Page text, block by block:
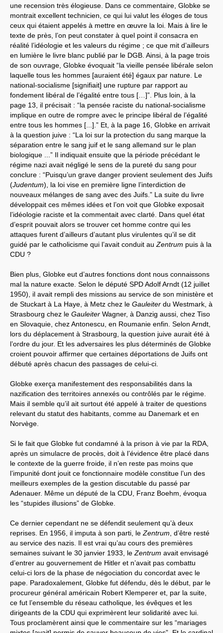
une recension très élogieuse. Dans ce commentaire, Globke se
montrait excellent technicien, ce qui lui valut les éloges de tous
ceux qui étaient appelés à mettre en œuvre la loi. Mais à lire le
texte de près, l’on peut constater à quel point il consacra en
réalité l’idéologie et les valeurs du régime ; ce que mit d’ailleurs
en lumière le livre blanc publié par le DGB. Ainsi, à la page trois
de son ouvrage, Globke évoquait “la vieille pensée libérale selon
laquelle tous les hommes [auraient été] égaux par nature. Le
national-socialisme [signifiait] une rupture par rapport au
fondement libéral de l’égalité entre tous […]”. Plus loin, à la
page 13, il précisait : “la pensée raciste du national-socialisme
implique en outre de rompre avec le principe libéral de l’égalité
entre tous les hommes [...].” Et, à la page 16, Globke en arrivait
à la question juive : “La loi sur la protection du sang marque la
séparation entre le sang juif et le sang allemand sur le plan
biologique ...” Il indiquait ensuite que la période précédant le
régime nazi avait négligé le sens de la pureté du sang pour
conclure : “Puisqu’un grave danger provient seulement des Juifs
(Judentum), la loi vise en première ligne l’interdiction de
nouveaux mélanges de sang avec des Juifs.” La suite du livre
développait ces mêmes idées et l’on voit que Globke exposait
l’idéologie raciste et la commentait avec clarté. Dans quel état
d’esprit pouvait alors se trouver cet homme contre qui les
attaques furent d’ailleurs d’autant plus virulentes qu’il se dit
guidé par le catholicisme qui l’avait conduit au Zentrum puis à la
CDU ?
Bien plus, Globke eut d’autres fonctions dont nous connaissons
mal la nature exacte. Selon le député SPD Adolf Arndt (12 juillet
1950), il avait rempli des missions au service de son ministère et
de Stuckart à La Haye, à Metz chez le Gauleiter du Westmark, à
Strasbourg chez le Gauleiter Wagner, à Danzig aussi, chez Tiso
en Slovaquie, chez Antonescu, en Roumanie enfin. Selon Arndt,
lors du déplacement à Strasbourg, la question juive aurait été à
l’ordre du jour. Et les adversaires les plus déterminés de Globke
croient pouvoir affirmer que certaines déportations de Juifs ont
débuté après chacun des passages de celui-ci.
Globke exerça manifestement des responsabilités dans la
nazification des territoires annexés ou contrôlés par le régime.
Mais il semble qu’il ait surtout été appelé à traiter de questions
relevant du statut des habitants, comme au Danemark et en
Norvège.
Si le fait que Globke fut condamné à la prison à vie par la RDA,
après un simulacre de procès, doit à l’évidence être placé dans
le contexte de la guerre froide, il n’en reste pas moins que
l’impunité dont jouit ce fonctionnaire modèle constitue l’un des
meilleurs exemples de la gestion discutable du passé par
Adenauer. Même un député de la CDU, Franz Boehm, évoqua
les “stupides illusions” de Globke.
Ce dernier cependant ne se défendit seulement qu’à deux
reprises. En 1956, il imputa à son parti, le Zentrum , d’être resté
au service des nazis. Il est vrai qu’au cours des premières
semaines suivant le 30 janvier 1933, le Zentrum avait envisagé
d’entrer au gouvernement de Hitler et n’avait pas combattu
celui-ci lors de la phase de négociation du concordat avec le
pape. Paradoxalement, Globke fut défendu, dès le début, par le
procureur général américain Robert Klemperer et, par la suite,
ce fut l’ensemble du réseau catholique, les évêques et les
dirigeants de la CDU qui exprimèrent leur solidarité avec lui.
Tous proclamèrent ainsi que le commentaire sur les “mariages